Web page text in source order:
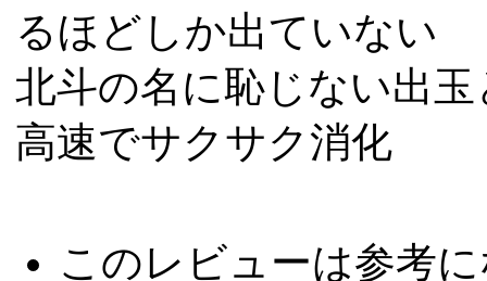
るほどしか出ていない
北斗の名に恥じない出
高速でサクサク消化
このレビューは参考